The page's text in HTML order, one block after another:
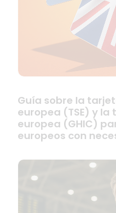
Guía sobre la
europea (TSE) y
europea (GHIC)
europeos con